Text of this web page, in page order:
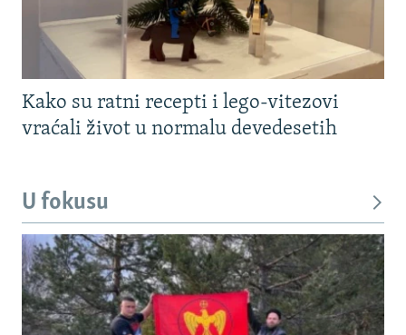
Kako su ratni recepti i lego-vitezovi
vraćali život u normalu devedesetih
U fokusu